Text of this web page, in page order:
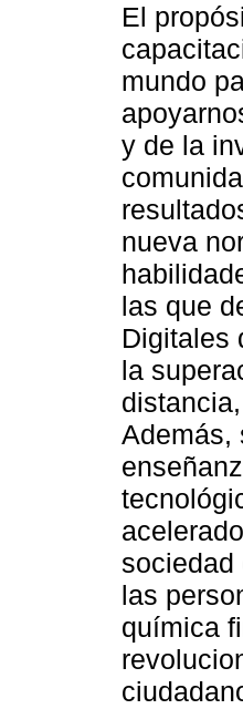
El
mundo
y de la
nueva
las que
Digitales
la
Además,
las
química